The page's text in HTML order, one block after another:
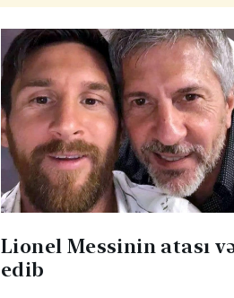
Lionel Messinin atası
edib